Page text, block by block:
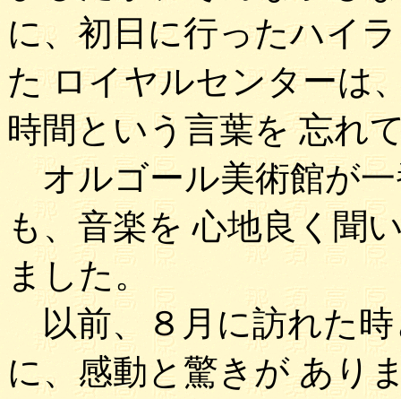
に、初日に行ったハイ
た ロイヤルセンターは
時間という言葉を 忘れ
オルゴール美術館が
も、音楽を 心地良く聞
ました。
以前、８月に訪れた
に、感動と驚きが あり